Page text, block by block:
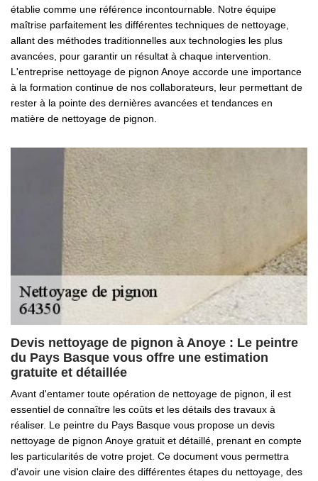
établie comme une référence incontournable. Notre équipe
maîtrise parfaitement les différentes techniques de nettoyage,
allant des méthodes traditionnelles aux technologies les plus
avancées, pour garantir un résultat à chaque intervention.
L'entreprise nettoyage de pignon Anoye accorde une importance
à la formation continue de nos collaborateurs, leur permettant de
rester à la pointe des dernières avancées et tendances en
matière de nettoyage de pignon.
Devis nettoyage de pignon à Anoye : Le peintre
du Pays Basque vous offre une estimation
gratuite et détaillée
Avant d'entamer toute opération de nettoyage de pignon, il est
essentiel de connaître les coûts et les détails des travaux à
réaliser. Le peintre du Pays Basque vous propose un devis
nettoyage de pignon Anoye gratuit et détaillé, prenant en compte
les particularités de votre projet. Ce document vous permettra
d'avoir une vision claire des différentes étapes du nettoyage, des